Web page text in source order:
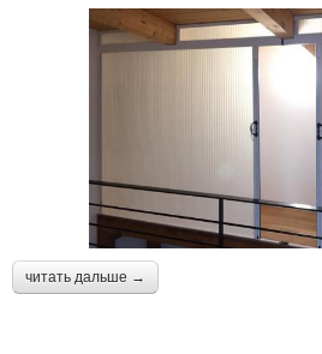
читать дальше →